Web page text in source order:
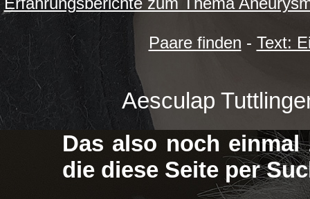
Paare finden - Text:
Aesculap
Das also noch
die diese Seite per